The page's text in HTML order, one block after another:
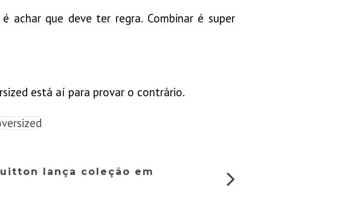
achar que deve ter regra. Combinar é super
está aí para provar o contrário.
lança coleção em